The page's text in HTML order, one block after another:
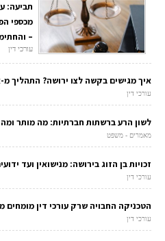
מכספי
–
עורכי דין
איך מגישים בקשה לצו ירושה? התהליך
עורכי דין
לשון הרע ברשתות חברתיות: מה מותר
מאמרים - משפט
זכויות בן הזוג בירושה: מנישואין ועד
עורכי דין
הטכניקה החבויה שרק עורכי דין
עורכי דין